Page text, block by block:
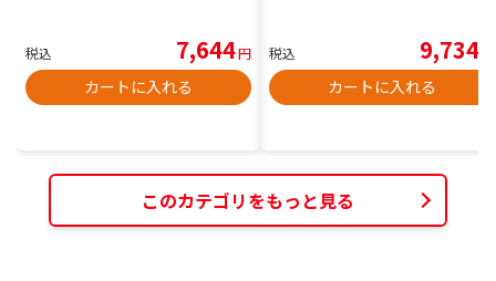
税込 7,644円
カートに入れる
税込 9,734
カートに入れる
このカテゴリをもっと見る